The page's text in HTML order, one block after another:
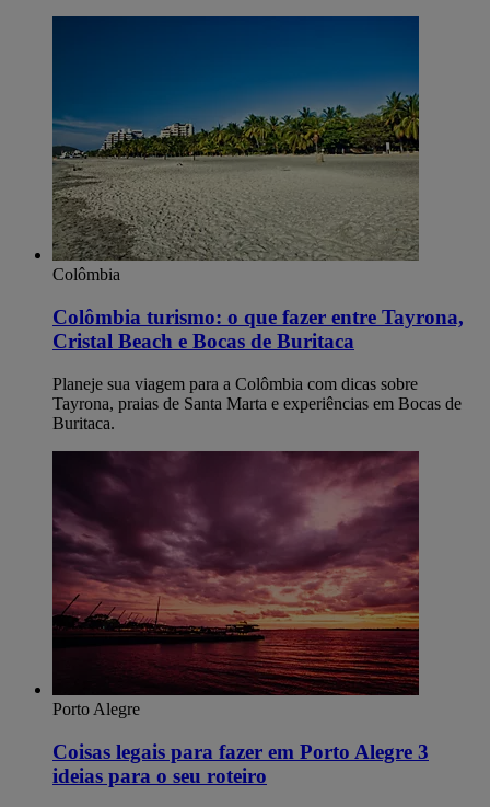
Colômbia
Colômbia turismo: o que fazer entre Tayrona,
Cristal Beach e Bocas de Buritaca
Planeje sua viagem para a Colômbia com dicas sobre
Tayrona, praias de Santa Marta e experiências em Bocas de
Buritaca.
Porto Alegre
Coisas legais para fazer em Porto Alegre​ 3
ideias para o seu roteiro